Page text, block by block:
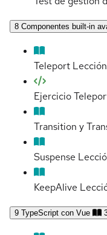
8 Componentes built-in
Teleport Lección
Ejercicio
Transition y
Suspense
KeepAlive
9 TypeScript con Vue